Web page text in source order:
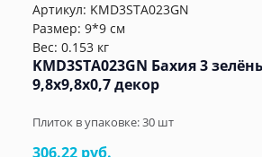
Артикул: KMD3STA023GN
Размер: 9*9 см
Вес: 0.153 кг
KMD3STA023GN Бахия 3
9,8x9,8x0,7 декор
Плиток в упаковке:30 шт
306.22 руб.